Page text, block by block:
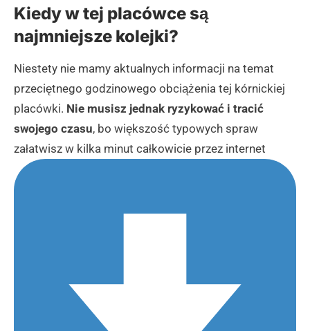
Kiedy w tej placówce są
najmniejsze kolejki?
Niestety nie mamy aktualnych informacji na temat
przeciętnego godzinowego obciążenia tej kórnickiej
placówki. Nie musisz jednak ryzykować i tracić
swojego czasu, bo większość typowych spraw
załatwisz w kilka minut całkowicie przez internet